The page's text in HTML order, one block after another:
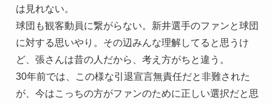
は見れない。
球団も観客動員に繋がらない。新井選手のファンと球団
に対する思いやり。その辺みんな理解してると思うけ
ど、張さんは昔の人だから、考え方がちと違う。
30年前では、この様な引退宣言無責任だと非難された
が、今はこっちの方がファンのために正しい選択だと思